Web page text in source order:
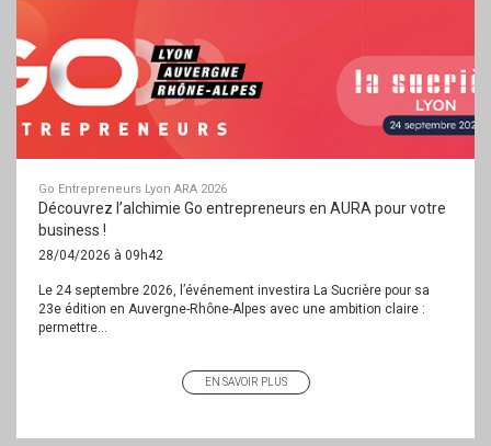
Go Entrepreneurs Lyon ARA 2026
Découvrez l’alchimie Go entrepreneurs en AURA pour votre
business !
28/04/2026 à 09h42
Le 24 septembre 2026, l’événement investira La Sucrière pour sa
23e édition en Auvergne-Rhône-Alpes avec une ambition claire :
permettre...
EN SAVOIR PLUS